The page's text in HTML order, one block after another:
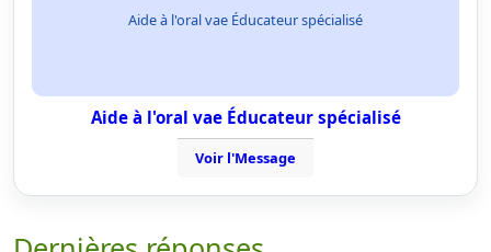
Aide à l'oral vae Éducateur spécialisé
Aide à l'oral vae Éducateur spécialisé
Voir l'Message